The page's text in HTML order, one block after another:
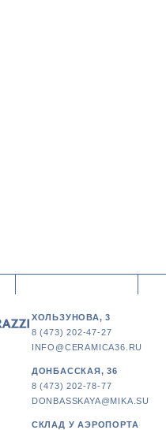
ХОЛЬЗУНОВА, 3
8 (473) 202-47-27
INFO@CERAMICA36.RU
ДОНБАССКАЯ, 36
8 (473) 202-78-77
DONBASSKAYA@MIKA.SU
СКЛАД У АЭРОПОРТА